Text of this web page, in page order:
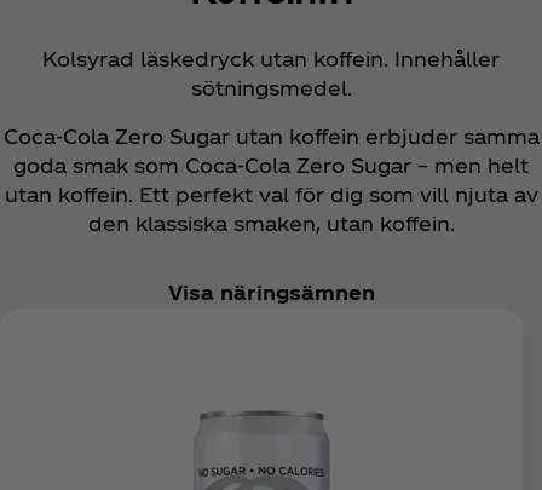
Kolsyrad läskedryck utan koffein. Innehåller
sötningsmedel.
Coca‑Cola Zero Sugar utan koffein erbjuder samma
goda smak som Coca‑Cola Zero Sugar – men helt
utan koffein. Ett perfekt val för dig som vill njuta av
den klassiska smaken, utan koffein.
Visa näringsämnen